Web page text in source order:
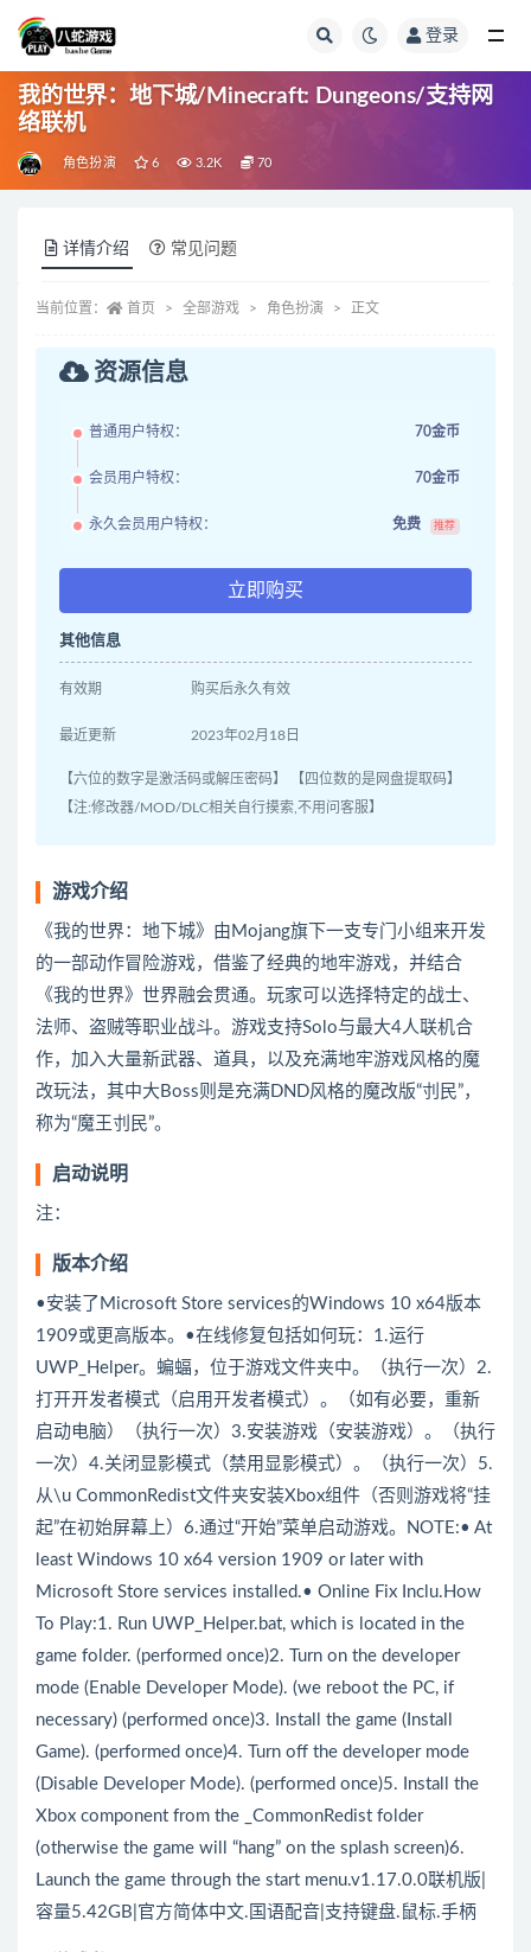
登录
我的世界：地下城/Minecraft: Dungeons/支持网
络联机
角色扮演 6 3.2K 70
详情介绍 常见问题
当前位置： 首页 全部游戏 角色扮演 正文
资源信息
普通用户特权： 70金币
会员用户特权： 70金币
永久会员用户特权： 免费 推荐
立即购买
其他信息
有效期 购买后永久有效
最近更新 2023年02月18日
【六位的数字是激活码或解压密码】 【四位数的是网盘提取码】
【注:修改器/MOD/DLC相关自行摸索,不用问客服】
游戏介绍
《我的世界：地下城》由Mojang旗下一支专门小组来开发
的一部动作冒险游戏，借鉴了经典的地牢游戏，并结合
《我的世界》世界融会贯通。玩家可以选择特定的战士、
法师、盗贼等职业战斗。游戏支持Solo与最大4人联机合
作，加入大量新武器、道具，以及充满地牢游戏风格的魔
改玩法，其中大Boss则是充满DND风格的魔改版“刌民”，
称为“魔王刌民”。
启动说明
注：
版本介绍
•安装了Microsoft Store services的Windows 10 x64版本
1909或更高版本。•在线修复包括如何玩：1.运行
UWP_Helper。蝙蝠，位于游戏文件夹中。（执行一次）2.
打开开发者模式（启用开发者模式）。（如有必要，重新
启动电脑）（执行一次）3.安装游戏（安装游戏）。（执行
一次）4.关闭显影模式（禁用显影模式）。（执行一次）5.
从\u CommonRedist文件夹安装Xbox组件（否则游戏将“挂
起”在初始屏幕上）6.通过“开始”菜单启动游戏。NOTE:• At
least Windows 10 x64 version 1909 or later with
Microsoft Store services installed.• Online Fix Inclu.How
To Play:1. Run UWP_Helper.bat, which is located in the
game folder. (performed once)2. Turn on the developer
mode (Enable Developer Mode). (we reboot the PC, if
necessary) (performed once)3. Install the game (Install
Game). (performed once)4. Turn off the developer mode
(Disable Developer Mode). (performed once)5. Install the
Xbox component from the _CommonRedist folder
(otherwise the game will “hang” on the splash screen)6.
Launch the game through the start menu.v1.17.0.0联机版|
容量5.42GB|官方简体中文.国语配音|支持键盘.鼠标.手柄